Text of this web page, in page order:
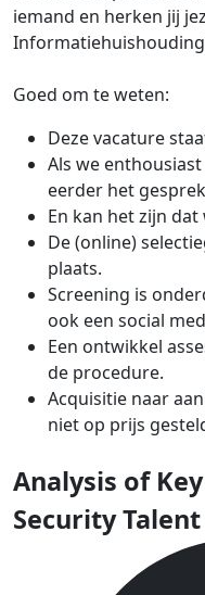
iemand en herken jij
Goed om te weten:
Deze vacature
Als we
eerder het
En kan het zijn
De (online)
plaats.
Screening is
ook een social
Een ontwikkel
de procedure.
Acquisitie naar
niet op prijs
Analysis of
Security Talent